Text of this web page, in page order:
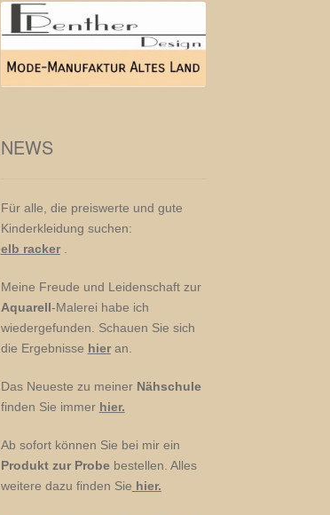
NEWS
Für alle, die preiswerte und gute
Kinderkleidung suchen:
elb racker.
Meine Freude und Leidenschaft zur
Aquarell-Malerei habe ich
wiedergefunden. Schauen Sie sich
die Ergebnisse hieran.
Das Neueste zu meiner Nähschule
finden Sie immer hier.
Ab sofort können Sie bei mir ein
Produkt zur Probebestellen. Alles
weitere dazu finden Sie hier.